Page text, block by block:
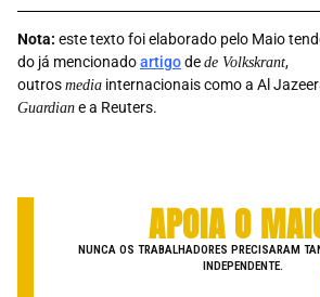
Nota: este texto foi elaborado pelo Maio
do já mencionadoartigode de Volkskrant,
outros media internacionais como a Al
Guardian e a Reuters.
APOIA O
NUNCA OS TRABALHADORES PRECISARAM
INDEPENDENTE.